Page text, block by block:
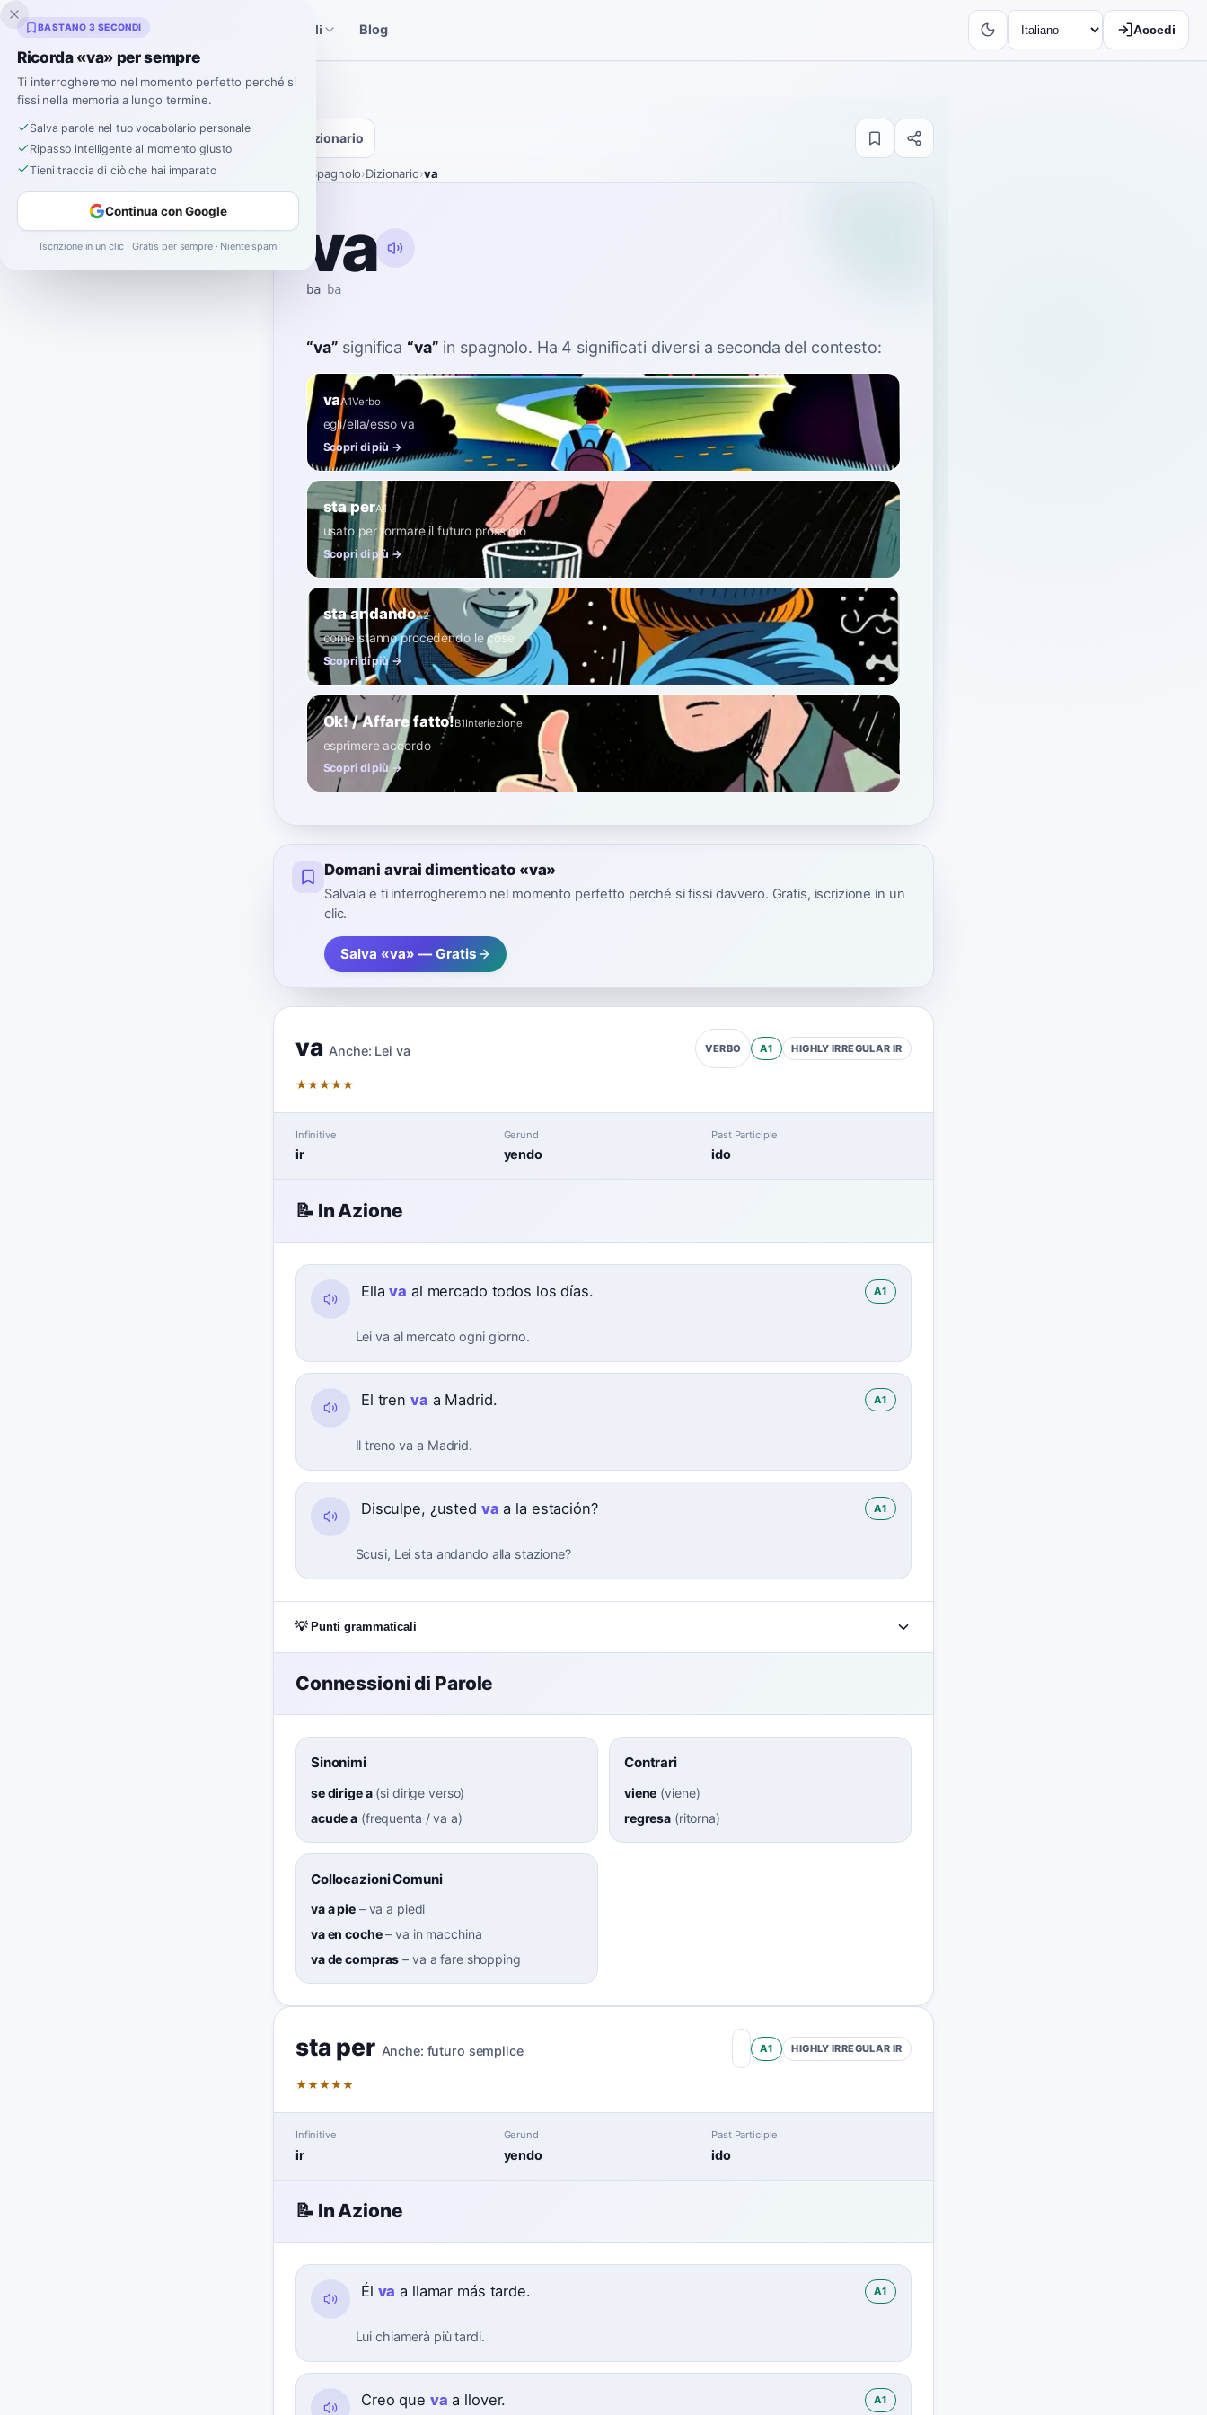
Inklingo Storie Strumenti Spagnoli Blog Accedi
Dizionario
Spagnolo›Dizionario›va
va
ba ba
“va” significa “va” in spagnolo. Ha 4 significati diversi a seconda del contesto:
vaA1Verbo
egli/ella/esso va
Scopri di più →
sta perA1
usato per formare il futuro prossimo
Scopri di più →
sta andandoA2
come stanno procedendo le cose
Scopri di più →
Ok! / Affare fatto!B1Interiezione
esprimere accordo
Scopri di più →
Domani avrai dimenticato «va»
Salvala e ti interrogheremo nel momento perfetto perché si fissi davvero. Gratis, iscrizione in un
clic.
Salva «va» — Gratis
va Anche: Lei va VERBO A1 HIGHLY IRREGULAR IR
★★★★★
Infinitive
ir
Gerund
yendo
Past Participle
ido
📝 In Azione
Ellava al mercado todos los días. A1
Lei va al mercato ogni giorno.
El tren va a Madrid. A1
Il treno va a Madrid.
Disculpe, ¿usted va a la estación? A1
Scusi, Lei sta andando alla stazione?
💡 Punti grammaticali
Connessioni di Parole
Sinonimi
se dirige a(si dirige verso)
acude a (frequenta / va a)
Contrari
viene (viene)
regresa (ritorna)
Collocazioni Comuni
va a pie– va a piedi
va en coche–va in macchina
va de compras – va a fare shopping
sta per Anche: futuro semplice A1 HIGHLY IRREGULAR IR
★★★★★
Infinitive
ir
Gerund
yendo
Past Participle
ido
📝 In Azione
Él va a llamar más tarde. A1
Lui chiamerà più tardi.
Creo que va a llover. A1
BASTANO 3 SECONDI
Ricorda «va» per sempre
Ti interrogheremo nel momento perfetto perché si
fissi nella memoria a lungo termine.
Salva parole nel tuo vocabolario personale
Ripasso intelligente al momento giusto
Tieni traccia di ciò che hai imparato
Continua con Google
Iscrizione in un clic · Gratis per sempre · Niente spam